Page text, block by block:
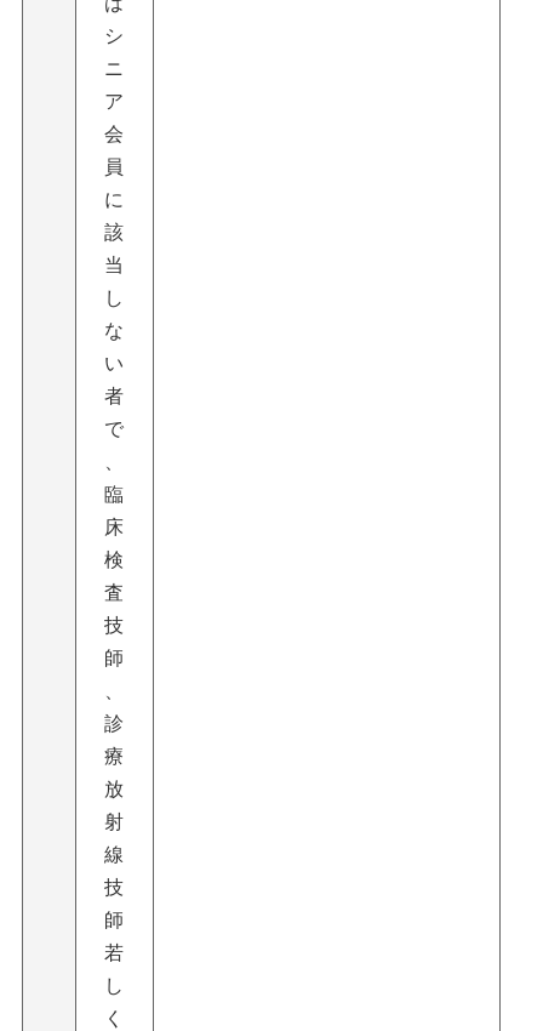
シ
ニ
ア
会
員
に
該
当
し
な
い
者
で
臨
床
検
査
技
師
診
療
放
射
線
技
師
若
し
く